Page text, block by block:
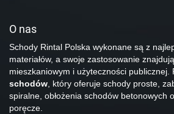
O nas
Schody Rintal Polska wykonane są z
materiałów, a swoje zastosowanie
mieszkaniowym i użyteczności publicznej.
schodów, który oferuje schody proste,
spiralne, obłożenia schodów betonowych
poręcze.